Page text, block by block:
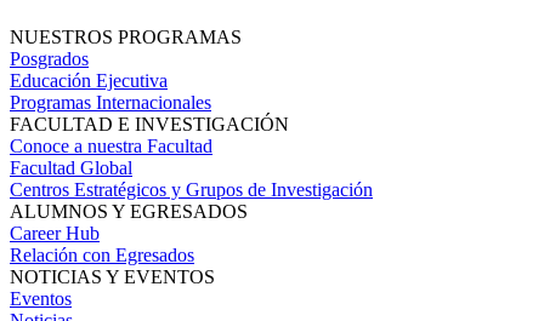
NUESTROS PROGRAMAS
Posgrados
Educación Ejecutiva
Programas Internacionales
FACULTAD E INVESTIGACIÓN
Conoce a nuestra Facultad
Facultad Global
Centros Estratégicos y Grupos de Investigación
ALUMNOS Y EGRESADOS
Career Hub
Relación con Egresados
NOTICIAS Y EVENTOS
Eventos